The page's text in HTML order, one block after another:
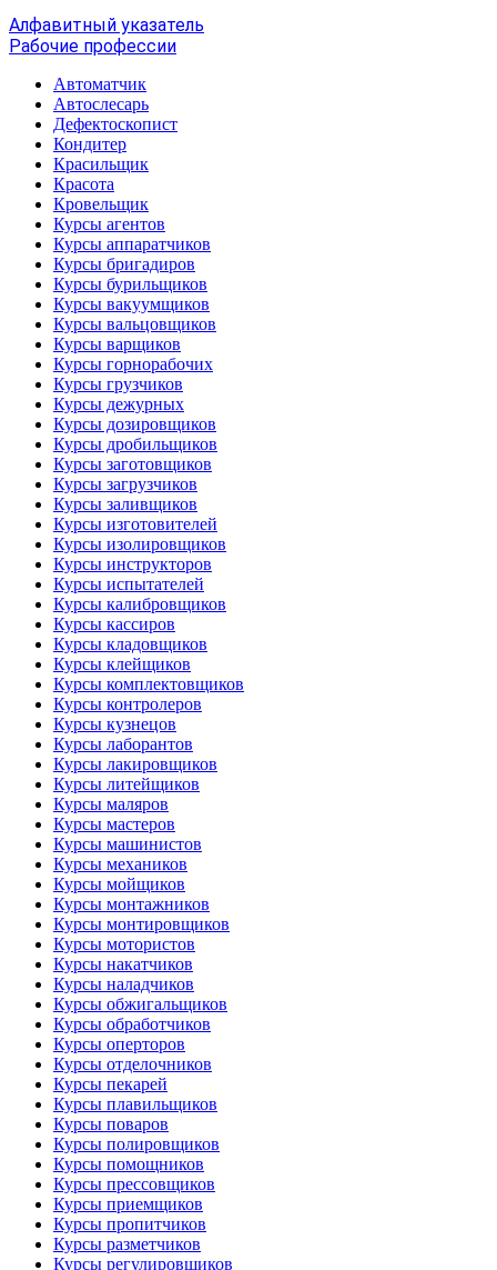
Алфавитный указатель
Рабочие профессии
Автоматчик
Автослесарь
Дефектоскопист
Кондитер
Красильщик
Красота
Кровельщик
Курсы агентов
Курсы аппаратчиков
Курсы бригадиров
Курсы бурильщиков
Курсы вакуумщиков
Курсы вальцовщиков
Курсы варщиков
Курсы горнорабочих
Курсы грузчиков
Курсы дежурных
Курсы дозировщиков
Курсы дробильщиков
Курсы заготовщиков
Курсы загрузчиков
Курсы заливщиков
Курсы изготовителей
Курсы изолировщиков
Курсы инструкторов
Курсы испытателей
Курсы калибровщиков
Курсы кассиров
Курсы кладовщиков
Курсы клейщиков
Курсы комплектовщиков
Курсы контролеров
Курсы кузнецов
Курсы лаборантов
Курсы лакировщиков
Курсы литейщиков
Курсы маляров
Курсы мастеров
Курсы машинистов
Курсы механиков
Курсы мойщиков
Курсы монтажников
Курсы монтировщиков
Курсы мотористов
Курсы накатчиков
Курсы наладчиков
Курсы обжигальщиков
Курсы обработчиков
Курсы оперторов
Курсы отделочников
Курсы пекарей
Курсы плавильщиков
Курсы поваров
Курсы полировщиков
Курсы помощников
Курсы прессовщиков
Курсы приемщиков
Курсы пропитчиков
Курсы разметчиков
Курсы регулировщиков